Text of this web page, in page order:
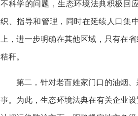
不科学的问题，生态环境法典积极回
织、指导和管理，同时在延续人口集
上，进一步明确在其他区域，只有在
秸秆。
第二，针对老百姓家门口的油烟
事。为此，生态环境法典在有关企业